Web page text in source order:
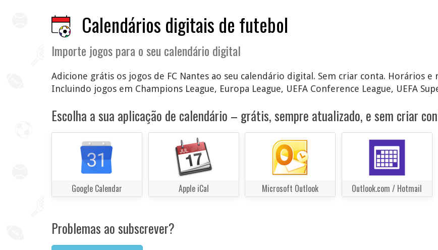
Calendários digitais de futebol
Importe jogos para o seu calendário digital
Adicione grátis os jogos de FC Nantes ao seu calendário digital. Sem criar conta. Horários
Incluindo jogos em Champions League, Europa League, UEFA Conference League, UEFA
Escolha a sua aplicação de calendário – grátis, sempre atualizado, e sem criar
Google Calendar Apple iCal Microsoft Outlook Outlook.com / Hotmail
Problemas ao subscrever?